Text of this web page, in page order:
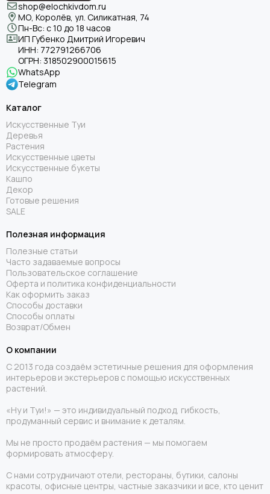
shop@elochkivdom.ru
МО, Королёв, ул. Силикатная, 74
Пн-Вс: с 10 до 18 часов
ИП Губенко Дмитрий Игоревич
ИНН: 772791266706
ОГРН: 318502900015615
WhatsApp
Telegram
Каталог
Искусственные Туи
Деревья
Растения
Искусственные цветы
Искусственные букеты
Кашпо
Декор
Готовые решения
SALE
Полезная информация
Полезные статьи
Часто задаваемые вопросы
Пользовательское соглашение
Оферта и политика конфиденциальности
Как оформить заказ
Способы доставки
Способы оплаты
Возврат/Обмен
О компании
С 2013 года создаём эстетичные решения для оформления
интерьеров и экстерьеров с помощью искусственных
растений.
«Ну и Туи!» — это индивидуальный подход, гибкость,
продуманный сервис и внимание к деталям.
Мы не просто продаём растения — мы помогаем
формировать атмосферу.
С нами сотрудничают отели, рестораны, бутики, салоны
красоты, офисные центры, частные заказчики и все, кто ценит